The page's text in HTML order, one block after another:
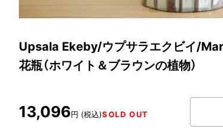
Upsala Ekeby/ウプサラエクビイ/
花瓶（ホワイト＆ブラウンの植物）
13,096円 (税込)SOLD OUT